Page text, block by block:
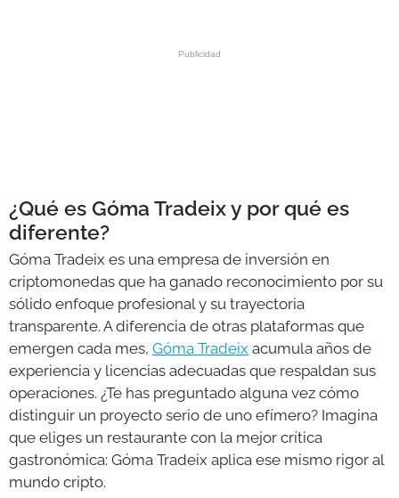
¿Qué es Góma Tradeix y por qué es
diferente?
Góma Tradeix es una empresa de inversión en
criptomonedas que ha ganado reconocimiento por su
sólido enfoque profesional y su trayectoria
transparente. A diferencia de otras plataformas que
emergen cada mes, Góma Tradeix acumula años de
experiencia y licencias adecuadas que respaldan sus
operaciones. ¿Te has preguntado alguna vez cómo
distinguir un proyecto serio de uno efímero? Imagina
que eliges un restaurante con la mejor crítica
gastronómica: Góma Tradeix aplica ese mismo rigor al
mundo cripto.